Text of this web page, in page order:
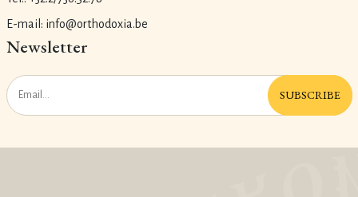
E-mail: info@orthodoxia.be
Newsletter
SUBSCRIBE